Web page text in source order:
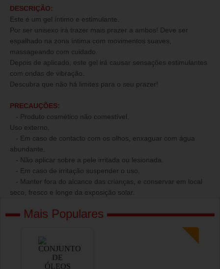
DESCRIÇÃO:
Este é um gel íntimo e estimulante.
Por ser unisexo irá trazer mais prazer a ambos! Deve ser
espalhado na zona íntima com movimentos suaves,
massageando com cuidado.
Depois de aplicado, este gel irá causar sensações estimulantes
com ondas de vibração.
Descubra que não há limites para o seu prazer!
PRECAUÇÕES:
- Produto cosmético não comestível.
Uso externo.
- Em caso de contacto com os olhos, enxaguar com água
abundante.
- Não aplicar sobre a pele irritada ou lesionada.
- Em caso de irritação suspender o uso.
- Manter fora do alcance das crianças, e conservar em local
seco, fresco e longe da exposição solar.
Mais Populares